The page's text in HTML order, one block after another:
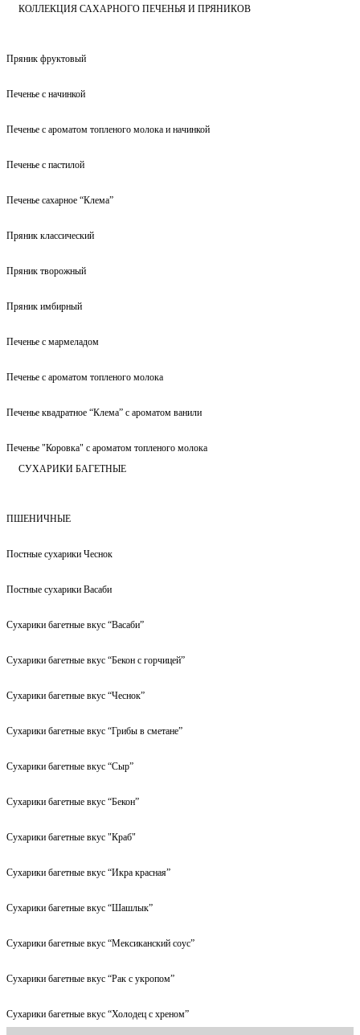
КОЛЛЕКЦИЯ САХАРНОГО ПЕЧЕНЬЯ И ПРЯНИКОВ
Пряник фруктовый
Печенье с начинкой
Печенье с ароматом топленого молока и начинкой
Печенье с пастилой
Печенье сахарное “Клема”
Пряник классический
Пряник творожный
Пряник имбирный
Печенье с мармеладом
Печенье с ароматом топленого молока
Печенье квадратное “Клема” с ароматом ванили
Печенье "Коровка" с ароматом топленого молока
СУХАРИКИ БАГЕТНЫЕ
ПШЕНИЧНЫЕ
Постные сухарики Чеснок
Постные сухарики Васаби
Сухарики багетные вкус “Васаби”
Сухарики багетные вкус “Бекон с горчицей”
Сухарики багетные вкус “Чеснок”
Сухарики багетные вкус “Грибы в сметане”
Сухарики багетные вкус “Сыр”
Сухарики багетные вкус “Бекон”
Сухарики багетные вкус "Краб"
Сухарики багетные вкус “Икра красная”
Сухарики багетные вкус “Шашлык”
Сухарики багетные вкус “Мексиканский соус”
Сухарики багетные вкус “Рак с укропом”
Сухарики багетные вкус “Холодец с хреном”